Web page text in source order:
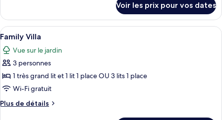
Double
Bed
Villa
le
type
de
chambre
Double
Bed
Voir les prix pour vos dates
Afficher
toutes
les
photos
pour
ce
type
de
Une chambre d’hôtel avec deux
2
Family Villa
Vue sur le jardin
3 personnes
1 très grand lit et 1 lit 1 place OU 3 lits 1 place
Wi-Fi gratuit
Plus de détails
Plus